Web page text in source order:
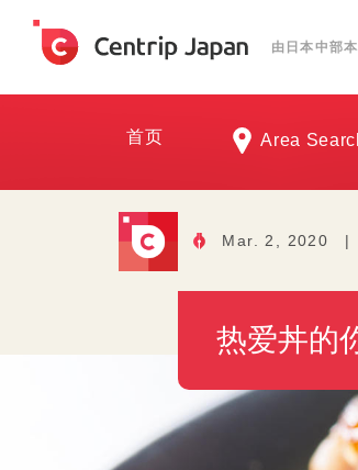
由日本中部
首页 Area
Mar. 2, 2020 |
热爱丼的